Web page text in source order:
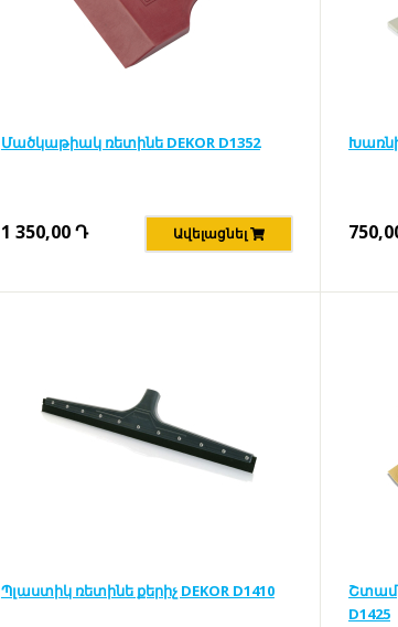
Մածկաթիակ ռետինե DEKOR D1352
1 350,00Դ Ավելացնել
Պլաստիկ ռետինե քերիչ DEKOR D1410
D1425